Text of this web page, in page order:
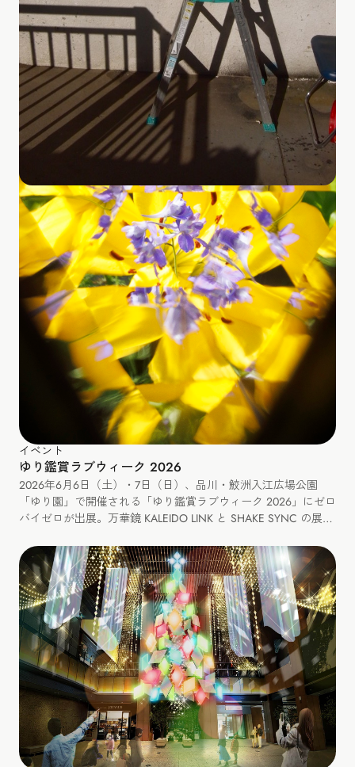
イベント
ゆり鑑賞ラブウィーク 2026
2026年6月6日（土）・7日（日）、品川・鮫洲入江広場公園
「ゆり園」で開催される「ゆり鑑賞ラブウィーク 2026」にゼロ
バイゼロが出展。万華鏡 KALEIDO LINK と SHAKE SYNC の展
プも開催します。